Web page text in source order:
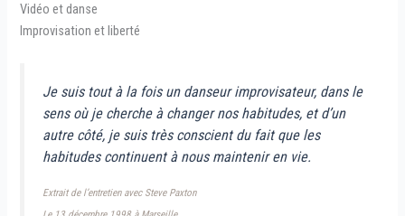
Vidéo et danse
Improvisation et liberté
Je suis tout à la fois un danseur improvisateur, dans le
sens où je cherche à changer nos habitudes, et d’un
autre côté, je suis très conscient du fait que les
habitudes continuent à nous maintenir en vie.
Extrait de l’entretien avec Steve Paxton